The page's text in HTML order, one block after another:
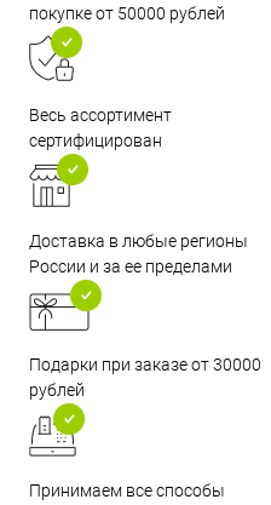
покупке от 50000 рублей
Весь ассортимент
сертифицирован
Доставка в любые регионы
России и за ее пределами
Подарки при заказе от 30000
рублей
Принимаем все способы